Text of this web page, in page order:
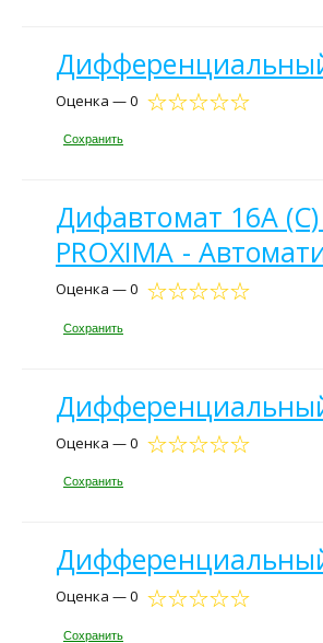
Оценка — 0
Сохранить
Дифавтомат 16А
PROXIMA -
Оценка — 0
Сохранить
Оценка — 0
Сохранить
Дифференциальный
Оценка — 0
Сохранить